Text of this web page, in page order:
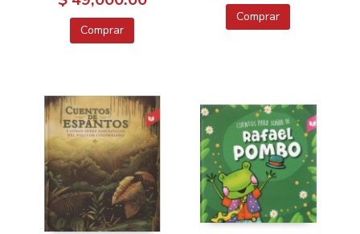
Comprar
Comprar